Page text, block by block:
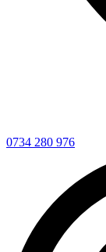
0734 280 976